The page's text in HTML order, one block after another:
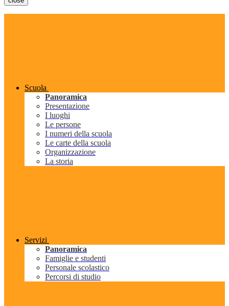
Scuola
Panoramica
Presentazione
I luoghi
Le persone
I numeri della scuola
Le carte della scuola
Organizzazione
La storia
Servizi
Panoramica
Famiglie e studenti
Personale scolastico
Percorsi di studio